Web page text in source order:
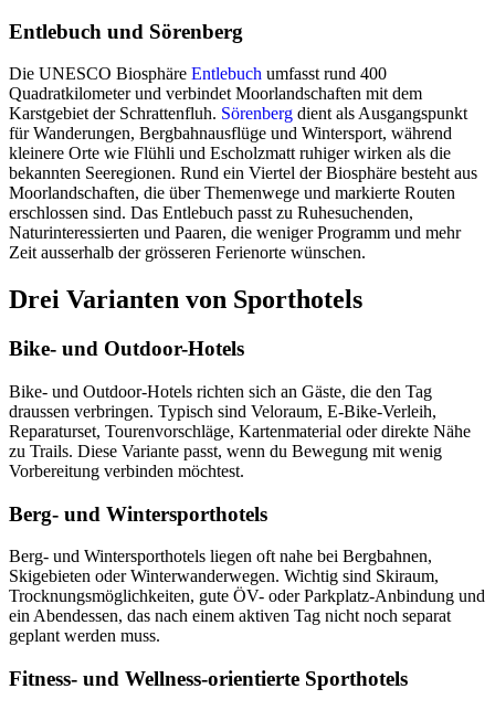
Entlebuch und Sörenberg
Die UNESCO Biosphäre Entlebuch umfasst rund 400
Quadratkilometer und verbindet Moorlandschaften mit dem
Karstgebiet der Schrattenfluh. Sörenberg dient als Ausgangspunkt
für Wanderungen, Bergbahnausflüge und Wintersport, während
kleinere Orte wie Flühli und Escholzmatt ruhiger wirken als die
bekannten Seeregionen. Rund ein Viertel der Biosphäre besteht aus
Moorlandschaften, die über Themenwege und markierte Routen
erschlossen sind. Das Entlebuch passt zu Ruhesuchenden,
Naturinteressierten und Paaren, die weniger Programm und mehr
Zeit ausserhalb der grösseren Ferienorte wünschen.
Drei Varianten von Sporthotels
Bike- und Outdoor-Hotels
Bike- und Outdoor-Hotels richten sich an Gäste, die den Tag
draussen verbringen. Typisch sind Veloraum, E-Bike-Verleih,
Reparaturset, Tourenvorschläge, Kartenmaterial oder direkte Nähe
zu Trails. Diese Variante passt, wenn du Bewegung mit wenig
Vorbereitung verbinden möchtest.
Berg- und Wintersporthotels
Berg- und Wintersporthotels liegen oft nahe bei Bergbahnen,
Skigebieten oder Winterwanderwegen. Wichtig sind Skiraum,
Trocknungsmöglichkeiten, gute ÖV- oder Parkplatz-Anbindung und
ein Abendessen, das nach einem aktiven Tag nicht noch separat
geplant werden muss.
Fitness- und Wellness-orientierte Sporthotels